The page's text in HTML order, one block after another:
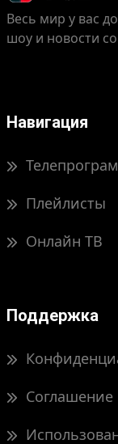
Весь мир у вас
шоу и новости
Навигация
Плейлисты
Онлайн ТВ
Поддержка
Соглашение